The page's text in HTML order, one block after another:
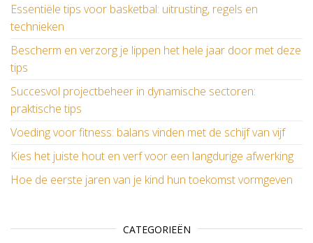
Essentiële tips voor basketbal: uitrusting, regels en
technieken
Bescherm en verzorg je lippen het hele jaar door met deze
tips
Succesvol projectbeheer in dynamische sectoren:
praktische tips
Voeding voor fitness: balans vinden met de schijf van vijf
Kies het juiste hout en verf voor een langdurige afwerking
Hoe de eerste jaren van je kind hun toekomst vormgeven
CATEGORIEËN